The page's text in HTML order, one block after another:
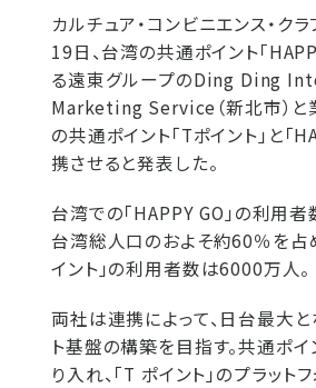
カルチュア・コンビニエンス・クラ
19日、台湾の共通ポイント「
る遠東グループのDing Ding
Marketing Service（新北市）と
の共通ポイント「Tポイント」と「
携させると発表した。
台湾での「HAPPY GO」の利用
台湾総人口のおよそ約60％を占
イント」の利用者数は6000万人。
両社は連携によって、日台最大
ト基盤の構築を目指す。共通ポ
り入れ、「T ポイント」のプラット